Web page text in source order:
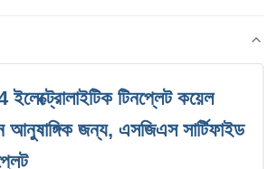
ইলেক্ট্রোলাইটিক টিনপ্লেট কয়েল
জন্য, এসজিএস সার্টিফাইড